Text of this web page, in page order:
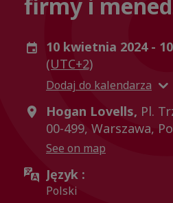
firmy i
10 kwietnia 2024 -
(UTC+2)
Dodaj do kalendarza
Hogan Lovells, Pl.
00-499, Warszawa,
See on map
Język :
Polski